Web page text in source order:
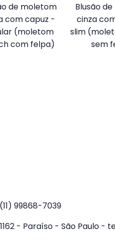
de moletom
com capuz -
(moletom
com felpa)
Blusão
cinza
slim
sem
99868-7039
- Paraíso - São Paulo -